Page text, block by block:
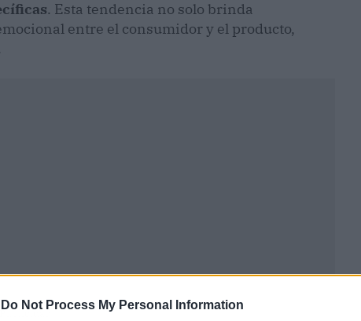
Do Not Process My Personal Information
. Esta tendencia no solo brinda
entre el consumidor y el producto,
Publicidad